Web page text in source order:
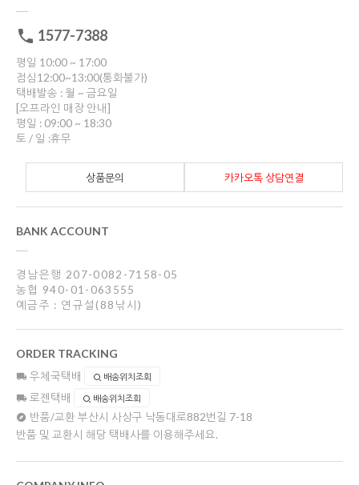
1577-7388
평일 10:00 ~ 17:00
점심12:00~13:00(통화불가)
택배발송 : 월 ~ 금요일
[오프라인 매장 안내]
평일 : 09:00 ~ 18:30
토 / 일 :휴무
카카오톡 상담연결
상품문의
BANK ACCOUNT
경남은행 207-0082-7158-05
농협 940-01-063555
예금주 : 연규설(88낚시)
ORDER TRACKING
우체국택배 배송위치조회
로젠택배 배송위치조회
반품/교환 부산시 사상구 낙동대로882번길 7-18
반품 및 교환시 해당 택배사를 이용해주세요.